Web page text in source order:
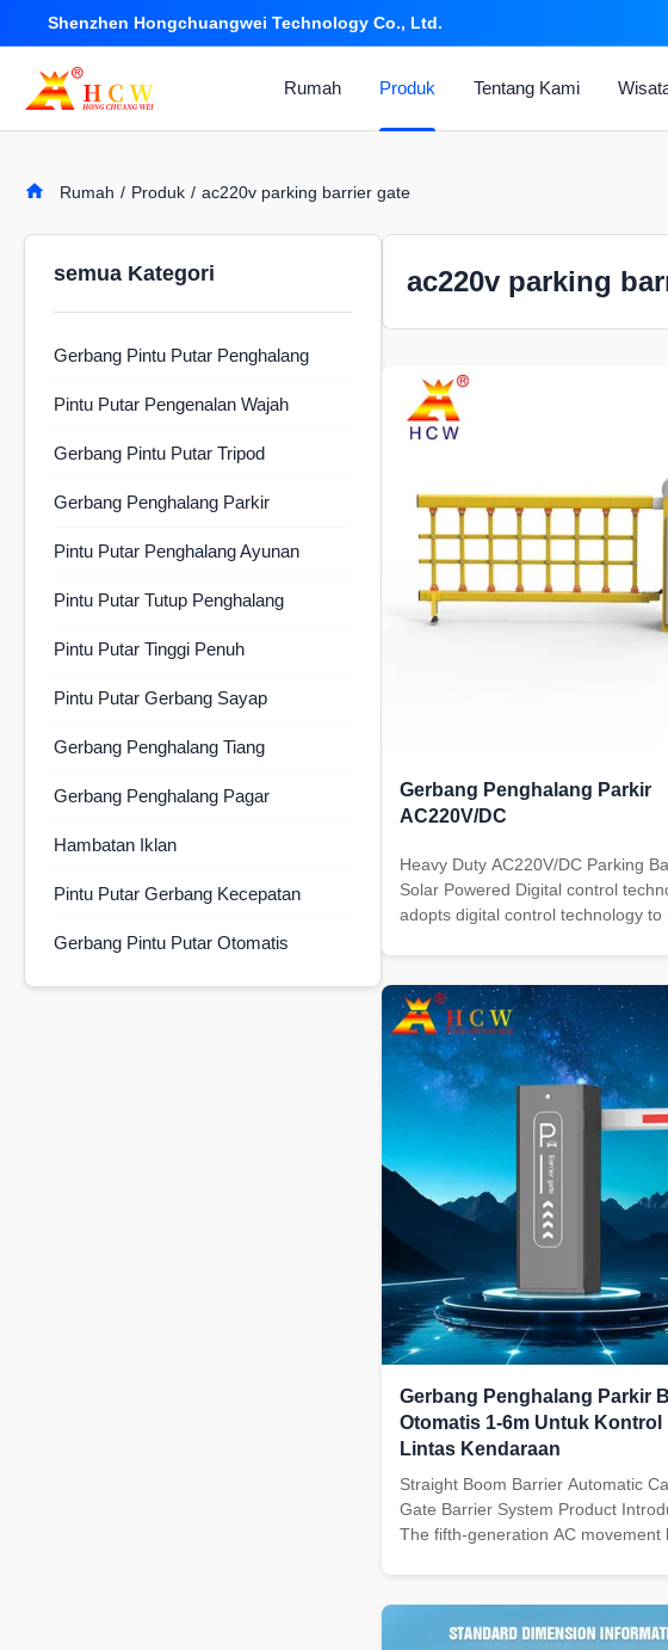
Shenzhen Hongchuangwei Technology Co., Ltd.
Rumah Produk Tentang Kami
Rumah / Produk / ac220v parking barrier gate
semua Kategori
Gerbang Pintu Putar Penghalang
Pintu Putar Pengenalan Wajah
Gerbang Pintu Putar Tripod
Gerbang Penghalang Parkir
Pintu Putar Penghalang Ayunan
Pintu Putar Tutup Penghalang
Pintu Putar Tinggi Penuh
Pintu Putar Gerbang Sayap
Gerbang Penghalang Tiang
Gerbang Penghalang Pagar
Hambatan Iklan
Pintu Putar Gerbang Kecepatan
Gerbang Pintu Putar Otomatis
ac220v parking
Gerbang Penghalang Parkir
AC220V/DC
Heavy Duty AC220V/DC Parking
Solar Powered Digital control
adopts digital control technology to
simple operation management of
gate. The wireless remote control
used ...
Gerbang Penghalang Parkir
Otomatis 1-6m Untuk Kontrol
Lintas Kendaraan
Straight Boom Barrier Automatic
Gate Barrier System Product
The fifth-generation AC movement
technology to monitor the entire
the barrier gate operation, and